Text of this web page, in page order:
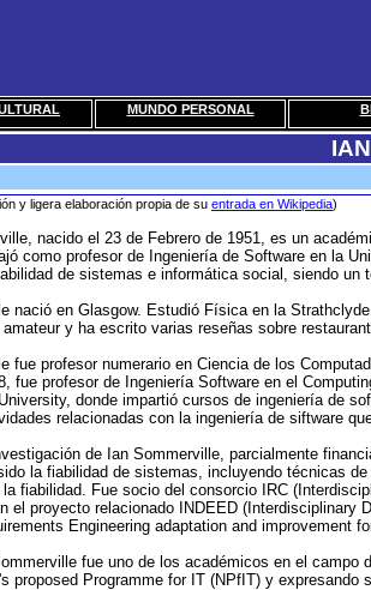
MUNDO PERSONAL
y ligera elaboración propia de su entrada en Wikipedia)
nacido el 23 de Febrero de 1951, es un
como profesor de Ingeniería de Software en la
de sistemas e informática social, siendo un
nació en Glasgow. Estudió Física en la
amateur y ha escrito varias reseñas sobre
fue profesor numerario en Ciencia de los
fue profesor de Ingeniería Software en el
donde impartió cursos de ingeniería de
relacionadas con la ingeniería de siftware
de Ian Sommerville, parcialmente
la fiabilidad de sistemas, incluyendo técnicas
fiabilidad. Fue socio del consorcio IRC
el proyecto relacionado INDEED
Engineering adaptation and improvement
fue uno de los académicos en el
proposed Programme for IT (NPfIT) y